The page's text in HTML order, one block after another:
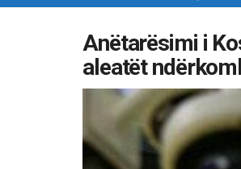
Anëtarësimi i
aleatët